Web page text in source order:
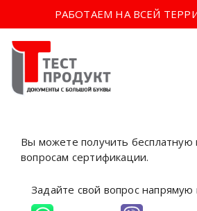
РАБОТАЕМ НА ВСЕЙ
содержимому
Вы можете получить бесплатную
вопросам сертификации.
Задайте свой вопрос напрямую